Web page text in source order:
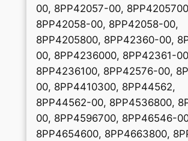
00, 8PP42057-00,
8PP42058-00, 8PP42058-00,
8PP4205800, 8PP42360-00,
00, 8PP4236000, 8PP42361-
8PP4236100, 8PP42576-00,
00, 8PP4410300, 8PP44562,
8PP44562-00, 8PP4536800,
00, 8PP4596700, 8PP46546-
8PP4654600, 8PP4663800,